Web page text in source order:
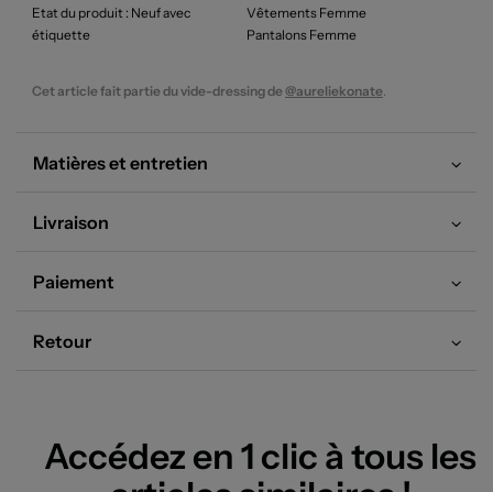
Etat du produit : Neuf avec
étiquette
Vêtements Femme
Pantalons Femme
Cet article fait partie du vide-dressing de@aureliekonate.
Matières et entretien
Livraison
Paiement
Retour
Accédez en 1 clic à tous les